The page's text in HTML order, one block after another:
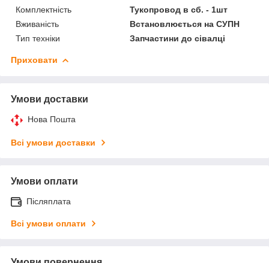
Комплектність
Тукопровод в сб. - 1шт
Вживаність
Встановлюється на СУПН
Тип техніки
Запчастини до сівалці
Приховати
Умови доставки
Нова Пошта
Всі умови доставки
Умови оплати
Післяплата
Всі умови оплати